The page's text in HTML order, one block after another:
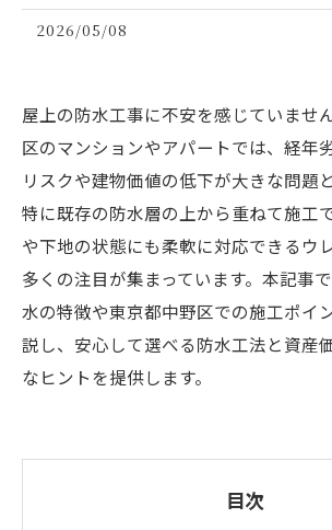
2026/05/08
屋上の防水工事に不安を感じていませ
区のマンションやアパートでは、経年
リスクや建物価値の低下が大きな問題
特に既存の防水層の上から重ねて施工
や下地の状態にも柔軟に対応できるウ
多くの注目が集まっています。本記事
水の特徴や東京都中野区での施工ポイ
説し、安心して選べる防水工法と資産
なヒントを提供します。
目次